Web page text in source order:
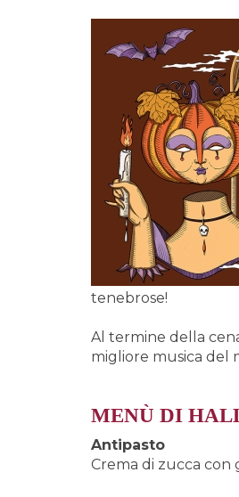
tenebrose!
Al termine della
migliore musica del
MENÙ DI
Antipasto
Crema di zucca con